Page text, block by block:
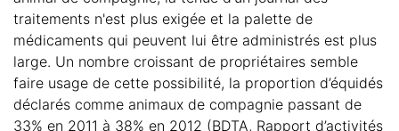
traitements n'est plus exigée et la palette de
médicaments qui peuvent lui être administrés est plus
large. Un nombre croissant de propriétaires semble
faire usage de cette possibilité, la proportion d’équidés
déclarés comme animaux de compagnie passant de
33% en 2011 à 38% en 2012 (BDTA, Rapport d’activités